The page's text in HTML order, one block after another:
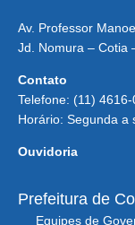
Av. Professor
Jd. Nomura – Cotia
Contato
Telefone: (11) 4616-
Horário: Segunda a
Ouvidoria
Prefeitura de
Equipes de